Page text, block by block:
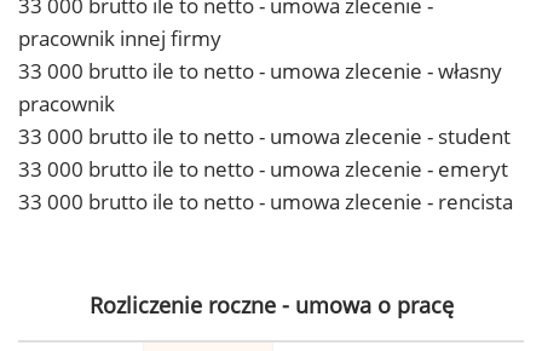
pracownik innej firmy
33 000 brutto ile to netto - umowa zlecenie - własny
pracownik
33 000 brutto ile to netto - umowa zlecenie - student
33 000 brutto ile to netto - umowa zlecenie - emeryt
33 000 brutto ile to netto - umowa zlecenie - rencista
Rozliczenie roczne - umowa o pracę